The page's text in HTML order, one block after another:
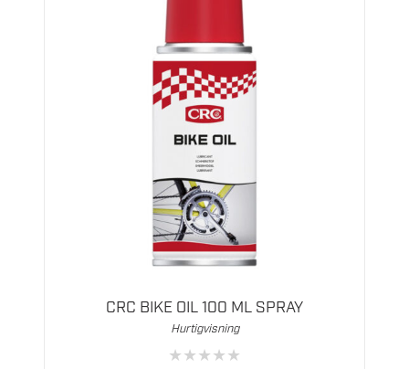
CRC BIKE OIL 100 ML SPRAY
Hurtigvisning
★★★★★